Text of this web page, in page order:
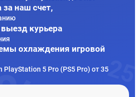
за наш счет,
курьера
охлаждения игровой
PlayStation 5 Pro (PS5 Pro) от 35